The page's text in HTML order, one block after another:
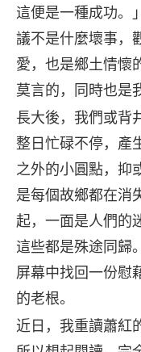
這便是一種成功。
議不是什麼壞事，
愛，也是鄉土情懷
莫言的，同時也是
長大後，我們或背
整日忙碌不停，產
之外的小圓點，抑
是每個故鄉都在消
起，一面是人們的
這些都是殊途同歸
屏幕中找回一份慰
的老根。
近日，我重讀蕭紅